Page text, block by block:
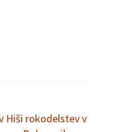
Hiši rokodelstev v